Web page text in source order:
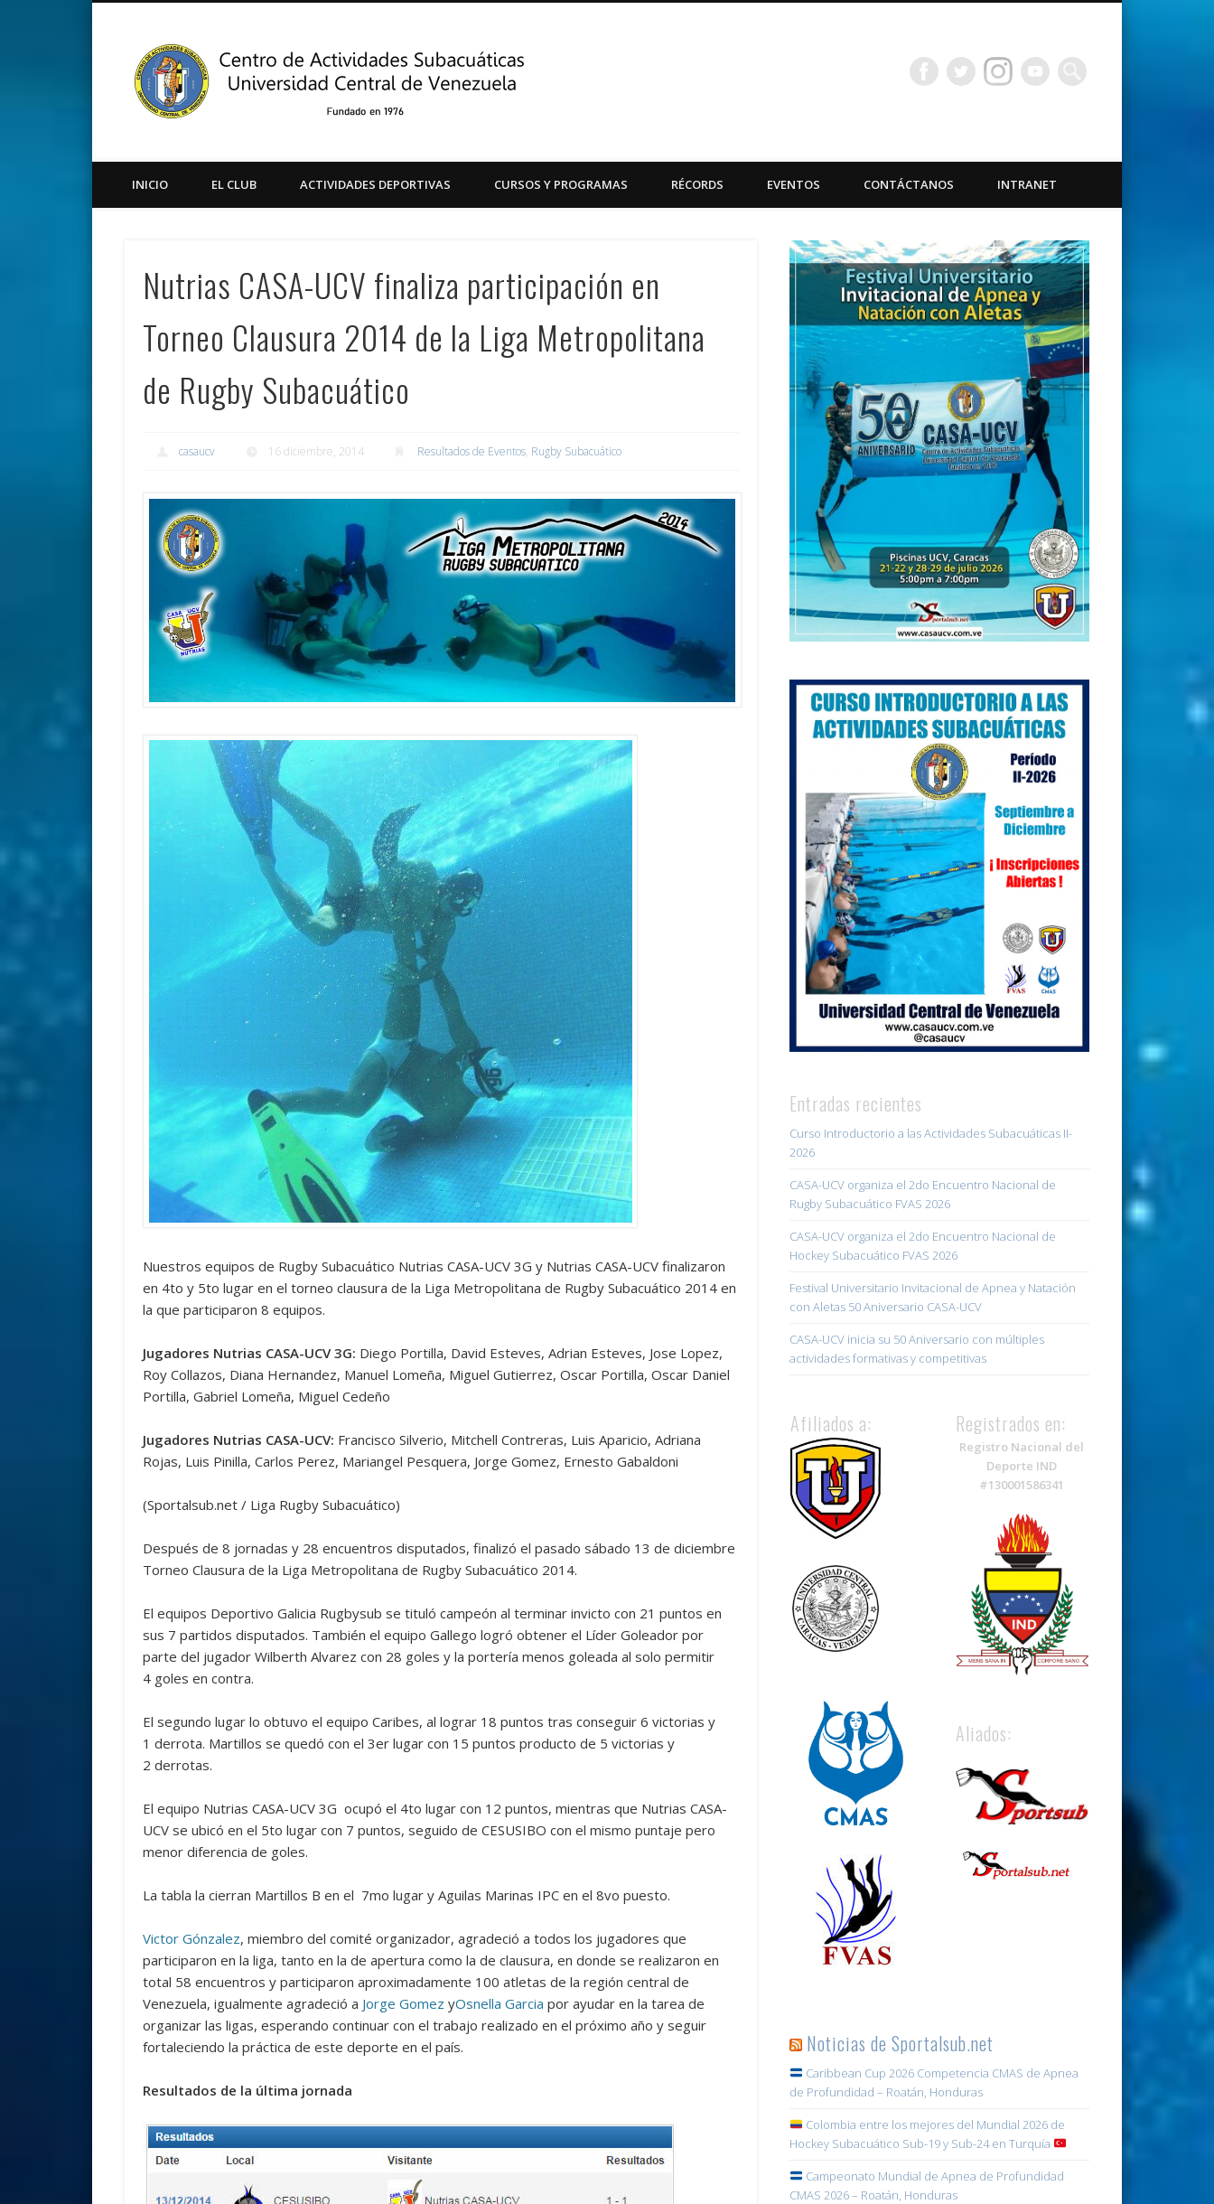
Centro de Actividades Subacuáticas Universidad
Central de Venezuela
Youtube
INICIO EL CLUB ACTIVIDADES DEPORTIVAS CURSOS Y PROGRAMAS RÉCORDS EVENTOS CONTÁCTANOS INTRANET
Nutrias CASA-UCV finaliza participación en
Torneo Clausura 2014 de la Liga Metropolitana
de Rugby Subacuático
casaucv 16 diciembre, 2014 Resultados de Eventos, Rugby Subacuático
Nuestros equipos de Rugby Subacuático Nutrias CASA-UCV 3G y Nutrias CASA-UCV finalizaron
en 4to y 5to lugar en el torneo clausura de la Liga Metropolitana de Rugby Subacuático 2014 en
la que participaron 8 equipos.
Jugadores Nutrias CASA-UCV 3G: Diego Portilla, David Esteves, Adrian Esteves, Jose Lopez,
Roy Collazos, Diana Hernandez, Manuel Lomeña, Miguel Gutierrez, Oscar Portilla, Oscar Daniel
Portilla, Gabriel Lomeña, Miguel Cedeño
Jugadores Nutrias CASA-UCV: Francisco Silverio, Mitchell Contreras, Luis Aparicio, Adriana
Rojas, Luis Pinilla, Carlos Perez, Mariangel Pesquera, Jorge Gomez, Ernesto Gabaldoni
(Sportalsub.net / Liga Rugby Subacuático)
Después de 8 jornadas y 28 encuentros disputados, finalizó el pasado sábado 13 de diciembre
Torneo Clausura de la Liga Metropolitana de Rugby Subacuático 2014.
El equipos Deportivo Galicia Rugbysub se tituló campeón al terminar invicto con 21 puntos en
sus 7 partidos disputados. También el equipo Gallego logró obtener el Líder Goleador por
parte del jugador Wilberth Alvarez con 28 goles y la portería menos goleada al solo permitir
4 goles en contra.
El segundo lugar lo obtuvo el equipo Caribes, al lograr 18 puntos tras conseguir 6 victorias y
1 derrota. Martillos se quedó con el 3er lugar con 15 puntos producto de 5 victorias y
2 derrotas.
El equipo Nutrias CASA-UCV 3G ocupó el 4to lugar con 12 puntos, mientras que Nutrias CASA-
UCV se ubicó en el 5to lugar con 7 puntos, seguido de CESUSIBO con el mismo puntaje pero
menor diferencia de goles.
La tabla la cierran Martillos B en el 7mo lugar y Aguilas Marinas IPC en el 8vo puesto.
Victor Gónzalez, miembro del comité organizador, agradeció a todos los jugadores que
participaron en la liga, tanto en la de apertura como la de clausura, en donde se realizaron en
total 58 encuentros y participaron aproximadamente 100 atletas de la región central de
Venezuela, igualmente agradeció a Jorge Gomez yOsnella Garcia por ayudar en la tarea de
organizar las ligas, esperando continuar con el trabajo realizado en el próximo año y seguir
fortaleciendo la práctica de este deporte en el país.
Resultados de la última jornada
Entradas recientes
Curso Introductorio a las Actividades Subacuáticas II-
2026
CASA-UCV organiza el 2do Encuentro Nacional de
Rugby Subacuático FVAS 2026
CASA-UCV organiza el 2do Encuentro Nacional de
Hockey Subacuático FVAS 2026
Festival Universitario Invitacional de Apnea y Natación
con Aletas 50 Aniversario CASA-UCV
CASA-UCV inicia su 50 Aniversario con múltiples
actividades formativas y competitivas
Afiliados a: Registrados en:
Registro Nacional del
Deporte IND
#130001586341
Aliados:
Noticias de Sportalsub.net
Caribbean Cup 2026 Competencia CMAS de Apnea
de Profundidad – Roatán, Honduras
Colombia entre los mejores del Mundial 2026 de
Hockey Subacuático Sub-19 y Sub-24 en Turquía
Campeonato Mundial de Apnea de Profundidad
CMAS 2026 – Roatán, Honduras